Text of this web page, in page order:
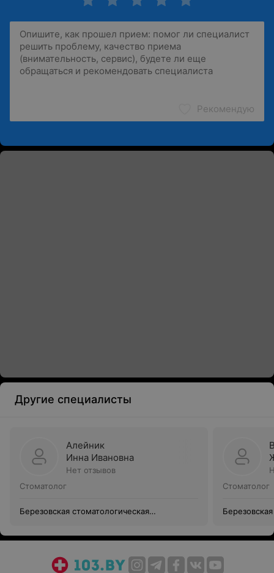
Рекомендую
Другие специалисты
Алейник
Инна Ивановна
Нет отзывов
Стоматолог
Березовская стоматологическая
Стоматолог